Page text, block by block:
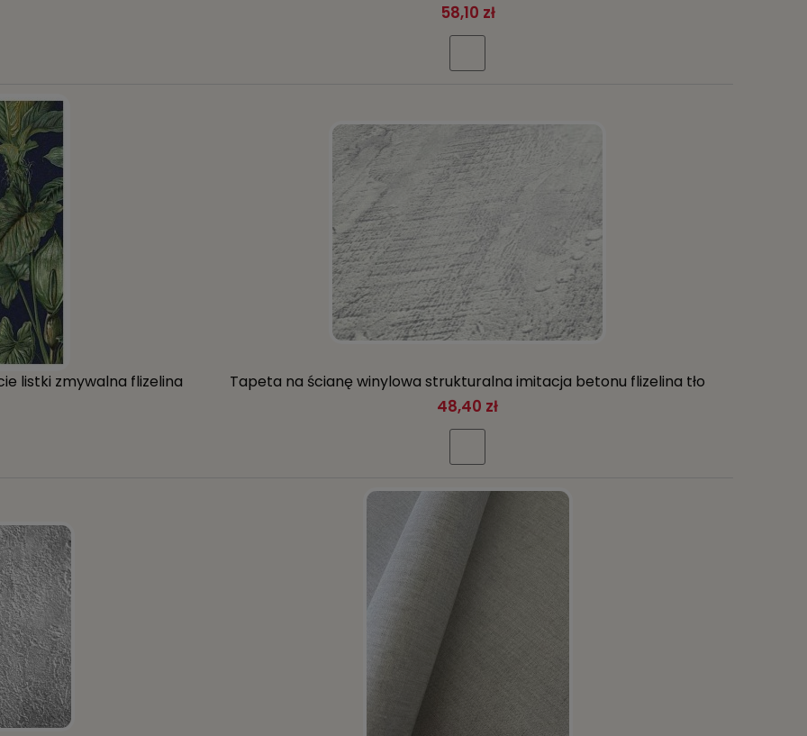
żółtego i złota
58,10 zł
listki zmywalna flizelina Tapeta na ścianę winylowa strukturalna imitacja betonu flizelina tło
48,40 zł